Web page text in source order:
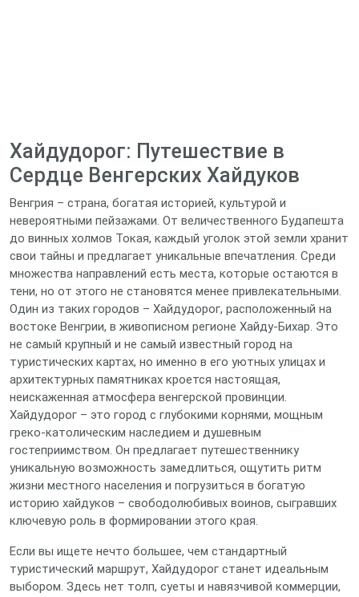
Хайдудорог: Путешествие в
Сердце Венгерских Хайдуков
Венгрия – страна, богатая историей, культурой и
невероятными пейзажами. От величественного Будапешта
до винных холмов Токая, каждый уголок этой земли хранит
свои тайны и предлагает уникальные впечатления. Среди
множества направлений есть места, которые остаются в
тени, но от этого не становятся менее привлекательными.
Один из таких городов – Хайдудорог, расположенный на
востоке Венгрии, в живописном регионе Хайду-Бихар. Это
не самый крупный и не самый известный город на
туристических картах, но именно в его уютных улицах и
архитектурных памятниках кроется настоящая,
неискаженная атмосфера венгерской провинции.
Хайдудорог – это город с глубокими корнями, мощным
греко-католическим наследием и душевным
гостеприимством. Он предлагает путешественнику
уникальную возможность замедлиться, ощутить ритм
жизни местного населения и погрузиться в богатую
историю хайдуков – свободолюбивых воинов, сыгравших
ключевую роль в формировании этого края.
Если вы ищете нечто большее, чем стандартный
туристический маршрут, Хайдудорог станет идеальным
выбором. Здесь нет толп, суеты и навязчивой коммерции,